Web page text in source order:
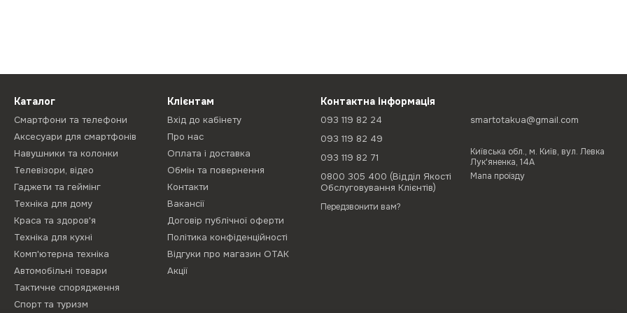
Каталог
Смартфони та телефони
Аксесуари для смартфонів
Навушники та колонки
Телевізори, відео
Гаджети та геймінг
Техніка для дому
Краса та здоров'я
Техніка для кухні
Комп'ютерна техніка
Автомобільні товари
Тактичне спорядження
Спорт та туризм
Клієнтам
Вхід до кабінету
Про нас
Оплата і доставка
Обмін та повернення
Контакти
Вакансії
Договір публічної оферти
Політика конфіденційності
Відгуки про магазин ОТАК
Акції
Контактна інформація
093 119 82 24
093 119 82 49
093 119 82 71
0800 305 400 (Відділ Якості
Обслуговування Клієнтів)
Передзвонити вам?
smartotakua@gmail.com
Київська обл., м. Київ, вул. Левка
Лук'яненка, 14А
Мапа проїзду